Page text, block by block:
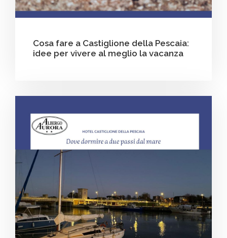
Cosa fare a Castiglione della Pescaia:
idee per vivere al meglio la vacanza